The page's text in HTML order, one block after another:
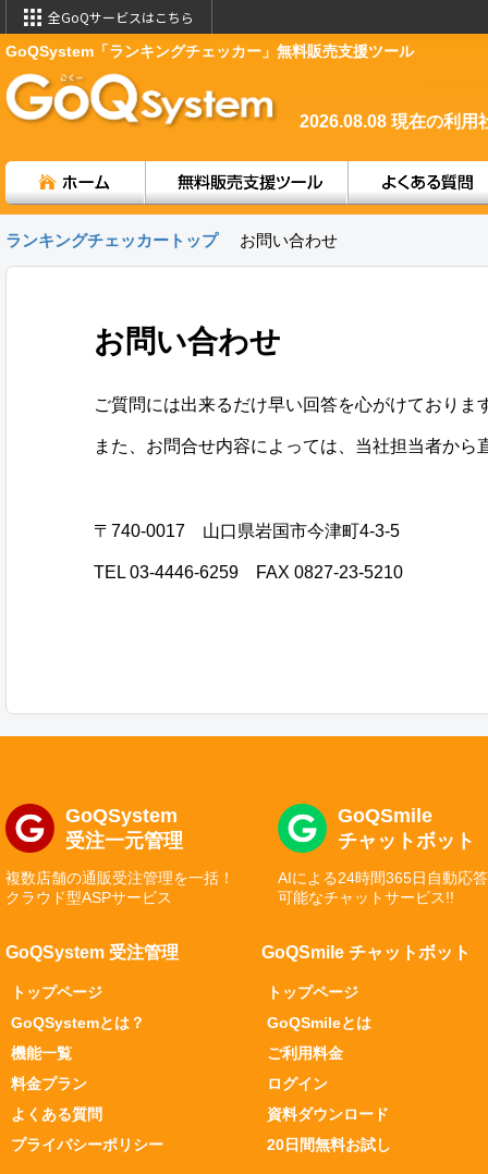
全GoQサービスはこちら
GoQSystem「ランキングチェッカー」無料販売支援ツール
2026.08.08 現在の利用
ランキングチェッカートップ お問い合わせ
お問い合わせ
ご質問には出来るだけ早い回答を心がけており
また、お問合せ内容によっては、当社担当者か
〒740-0017 山口県岩国市今津町4-3-5
TEL 03-4446-6259 FAX 0827-23-5210
GoQSystem
受注一元管理
複数店舗の通販受注管理を一括！
クラウド型ASPサービス
GoQSmile
チャットボット
AIによる24時間365日自動応
可能なチャットサービス!!
GoQSystem 受注管理
トップページ
GoQSystemとは？
機能一覧
料金プラン
よくある質問
プライバシーポリシー
GoQSmile チャットボット
トップページ
GoQSmileとは
ご利用料金
ログイン
資料ダウンロード
20日間無料お試し